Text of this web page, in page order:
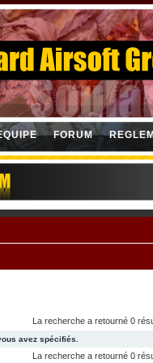
FORUM
La recherche a retourné 0
avez spécifiés.
La recherche a retourné 0